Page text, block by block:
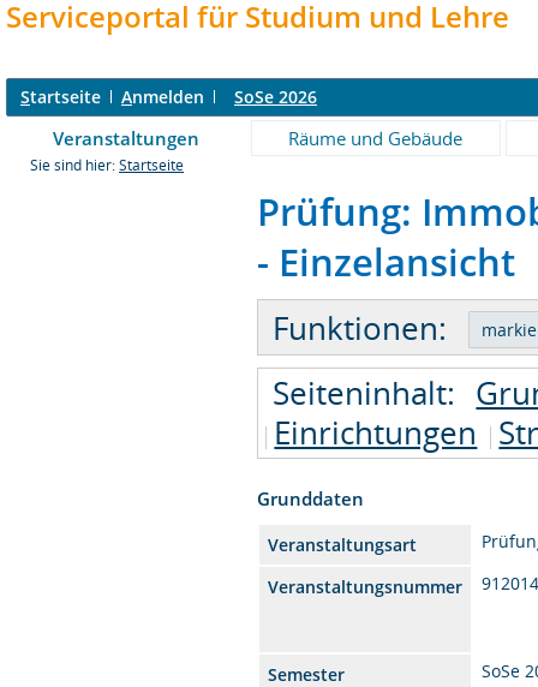
Serviceportal für Studium und Lehre
Startseite Anmelden SoSe 2026
Veranstaltungen Räume und Gebäude
Sie sind hier: Startseite
Prüfung:
- Einzelansicht
Funktionen:
Seiteninhalt:
Einrichtungen
Grunddaten
Veranstaltungsart
Veranstaltungsnummer
Semester
SoSe